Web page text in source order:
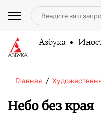
Азбука
Главная
Небо без края